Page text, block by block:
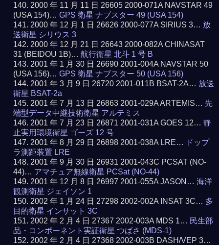
2000 年 11 月 11 日 26605 2000-071A NAVSTAR 49
(USA 154)…GPS 衛星 ナブスター 49 (USA 154)
2000 年 12 月 1 日 26626 2000-077A SIRIUS 3… 放
送衛星 シリウス 3
2000 年 12 月 21 日 26643 2000-082A CHINASAT
31 (BEIDOU 1B)…航行衛星 北斗 1 号 B
2001 年 1 月 30 日 26690 2001-004A NAVSTAR 50
(USA 156)…GPS 衛星 ナブスター 50 (USA 156)
2001 年 3 月 9 日 26720 2001-011B BSAT-2A… 放送
衛星 BSAT-2a
2001 年 7 月 13 日 26863 2001-029A ARTEMIS… 先
端型データ中継技術衛星 アルテミス
2001 年 7 月 23 日 26871 2001-031A GOES 12…静
止実用環境衛星 ゴーズ 12 号
2001 年 8 月 29 日 26898 2001-038A LRE…
ドップ
ラ測距装置 LRE
2001 年 9 月 30 日 26931 2001-043C PCSAT (NO-
44)… アマチュア無線衛星 PCSat (NO-44)
2001 年 12 月 8 日 26997 2001-055A JASON…海洋
観測衛星 ジェイソン 1
2002 年 1 月 24 日 27298 2002-002A INSAT 3C… 多
目的衛星 インサット 3C
2002 年 2 月 4 日 27367 2002-003A MDS 1… 民生部
品・コンポーネント実証衛星 つばさ (MDS-1)
2002 年 2 月 4 日 27368 2002-003B DASH/VEP 3…